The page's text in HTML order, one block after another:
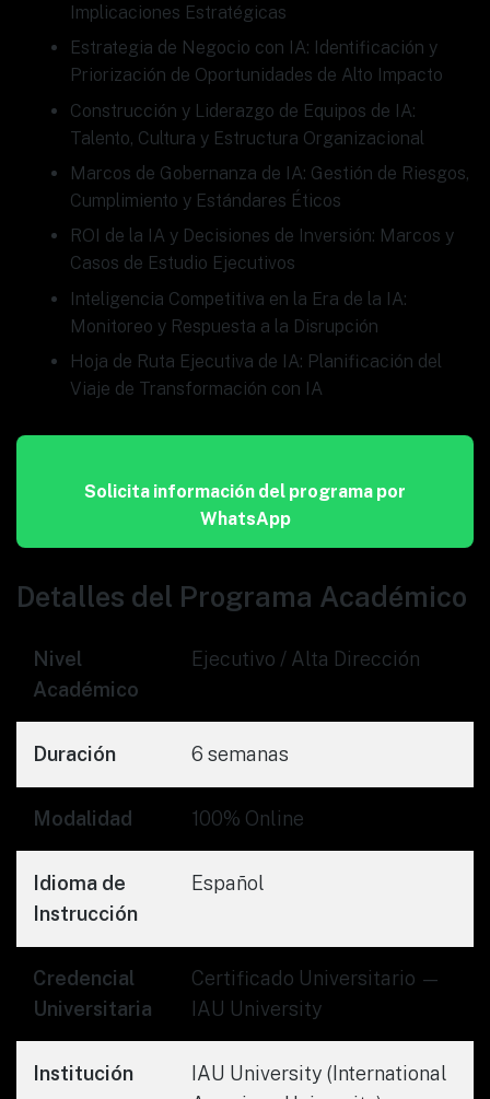
Implicaciones Estratégicas
Estrategia de Negocio con IA: Identificación y
Priorización de Oportunidades de Alto Impacto
Construcción y Liderazgo de Equipos de IA:
Talento, Cultura y Estructura Organizacional
Marcos de Gobernanza de IA: Gestión de Riesgos,
Cumplimiento y Estándares Éticos
ROI de la IA y Decisiones de Inversión: Marcos y
Casos de Estudio Ejecutivos
Inteligencia Competitiva en la Era de la IA:
Monitoreo y Respuesta a la Disrupción
Hoja de Ruta Ejecutiva de IA: Planificación del
Viaje de Transformación con IA
Solicita información del programa por
WhatsApp
Detalles del Programa Académico
Nivel
Académico
Ejecutivo / Alta Dirección
Duración 6 semanas
Modalidad 100% Online
Idioma de
Instrucción
Español
Credencial
Universitaria
Certificado Universitario —
IAU University
Institución
IAU University (International